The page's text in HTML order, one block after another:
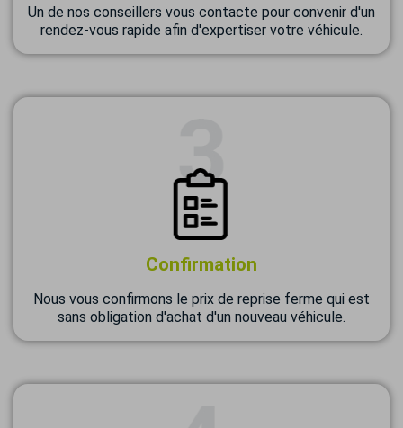
Un de nos conseillers vous contacte pour convenir d'un
rendez-vous rapide afin d'expertiser votre véhicule.
Confirmation
Nous vous confirmons le prix de reprise ferme qui est
sans obligation d'achat d'un nouveau véhicule.